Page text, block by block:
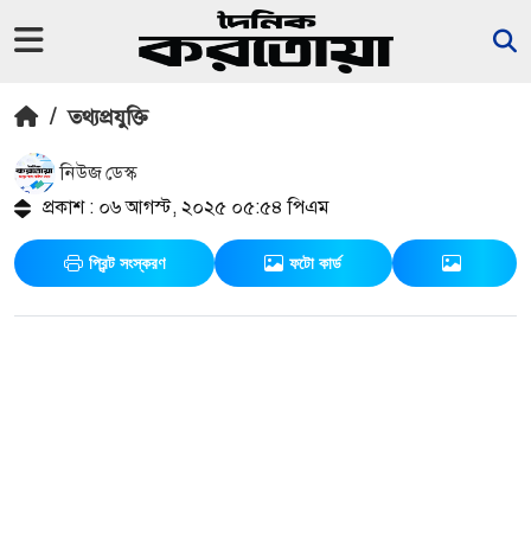
/ তথ্যপ্রযুক্তি
নিউজ ডেস্ক
প্রকাশ : ০৬ আগস্ট, ২০২৫ ০৫:৫৪ পিএম
প্রিন্ট সংস্করণ ফটো কার্ড